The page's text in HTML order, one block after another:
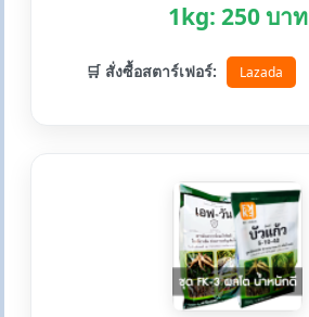
1kg: 250 บาท
🛒 สั่งซื้อสตาร์เฟอร์: Lazada